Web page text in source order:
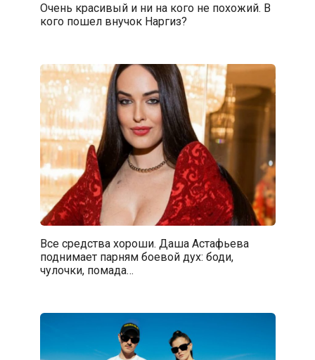
Очень красивый и ни на кого не похожий. В
кого пошел внучок Наргиз?
Все средства хороши. Даша Астафьева
поднимает парням боевой дух: боди,
чулочки, помада…